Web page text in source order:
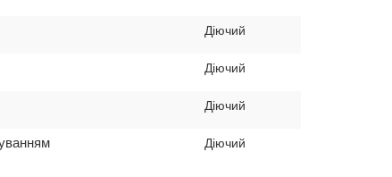
Діючий
Діючий
Діючий
Діючий